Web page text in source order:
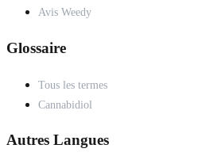
Avis Weedy
Glossaire
Tous les termes
Cannabidiol
Autres Langues